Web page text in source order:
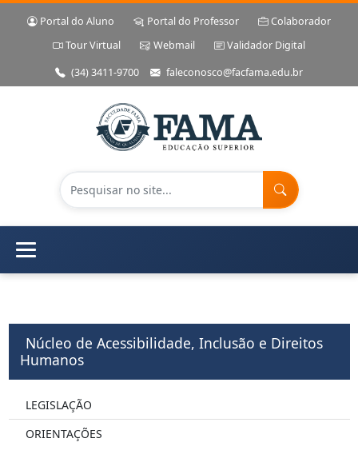
Portal do Aluno Portal do Professor
Colaborador
Tour Virtual
Webmail
Validador Digital
(34) 3411-9700
faleconosco@facfama.edu.br
Núcleo de Acessibilidade, Inclusão e Direitos
Humanos
LEGISLAÇÃO
ORIENTAÇÕES